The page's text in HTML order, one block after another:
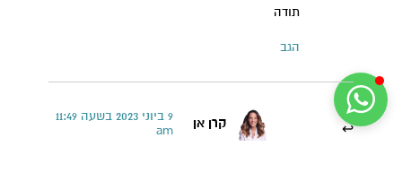
תודה
הגב
קרן אן
9 ביוני 2023 בשעה 11:49
am